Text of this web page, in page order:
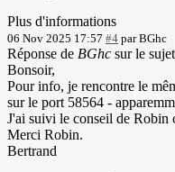
Plus d'informations
06 Nov 2025 17:57 #4 parBGhc
Réponse de BGhc sur le sujet
Bonsoir,
Pour info, je rencontre le
sur le port 58564 -
J'ai suivi le conseil de Robin
Merci Robin.
Bertrand